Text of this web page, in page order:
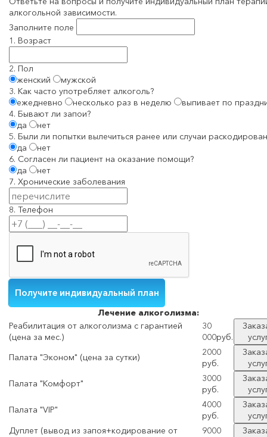
алкогольной зависимости.
Заполните поле
1. Возраст
2. Пол
женский
мужской
3. Как часто употребляет алкоголь?
ежедневно
несколько раз в неделю
выпивает по
4. Бывают ли запои?
да
нет
5. Были ли попытки вылечиться ранее или случаи
да
нет
6. Согласен ли пациент на оказание помощи?
да
нет
7. Хронические заболевания
8. Телефон
Лечение алкоголизма:
Реабилитация от алкоголизма с гарантией
(цена за мес.)
30
000руб.
Палата "Эконом" (цена за сутки)
2000
руб.
Палата "Комфорт"
3000
руб.
Палата "VIP"
4000
руб.
Дуплет (вывод из запоя+кодирование от
9000